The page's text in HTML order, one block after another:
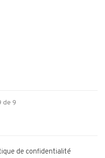
de 9
de confidentialité